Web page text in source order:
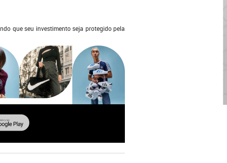
que seu investimento seja protegido pela